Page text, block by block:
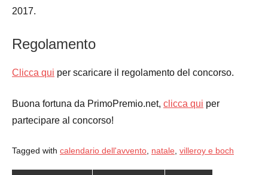
2017.
Regolamento
Clicca qui per scaricare il regolamento del concorso.
Buona fortuna da PrimoPremio.net, clicca qui per
partecipare al concorso!
Tagged with calendario dell'avvento natale villeroy e boch